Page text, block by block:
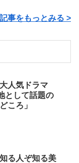
事をもっとみる >
人気ドラマ
として話題の
ころ」
る人ぞ知る美